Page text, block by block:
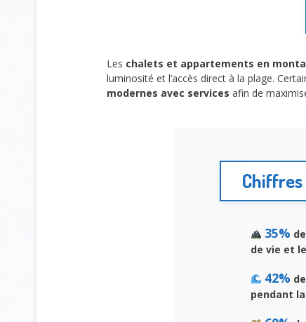
Les chalets et appartements en
luminosité et l’accès direct à la plage.
modernes avec services afin de
35%
de vie et
42%
pendant